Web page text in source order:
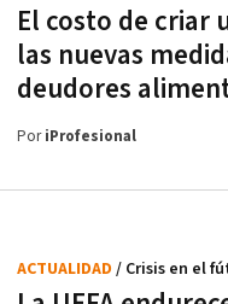
El costo de criar
las nuevas
deudores
PoriProfesional
ACTUALIDAD / Crisis en el